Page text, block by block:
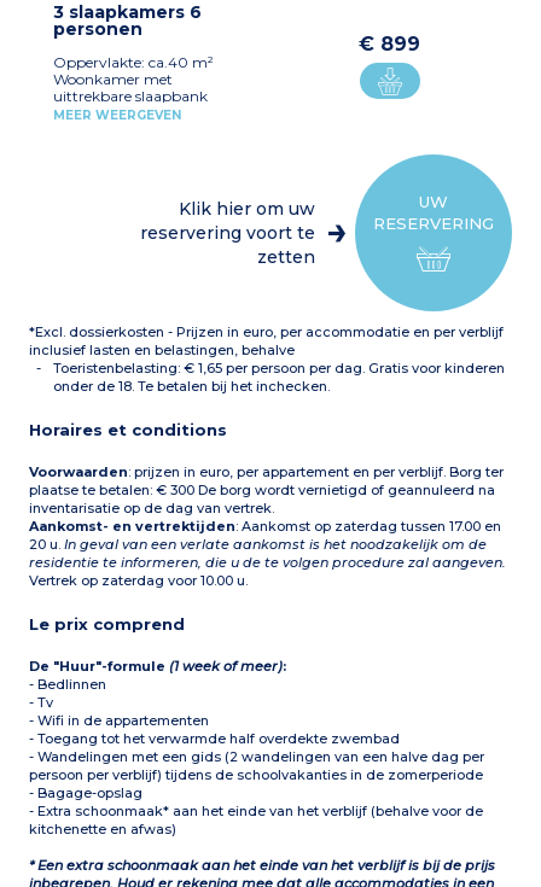
magnetron/grill,
afzuigkap, vaatwasser,
filterkoffiezetapparaat) 1
slaapkamer met 1
tweepersoonsbed
Badkamer, aparte wc voor
3 slaapkamers 6
personen
Oppervlakte: ca.40 m²
Woonkamer met
uittrekbare slaapbank
voor 2 personen Uitgeruste
filterkoffiezetapparaat) 1
slaapkamer met 1
Balkon OFOp de
begane grond:
Woonkamer met
slaapbank voor 2 personen
kookplaat,
afzuigkap, vaatwasser,
waterkoker,
koffiezetapparaat) 1
slaapkamer met 1
tweepersoonsbed wc
BalkonOp de eerste
verdieping: 1 slaapkamer
met 2 eenpersoonsbedden
Badkamer of
doucheruimte
MEER WEERGEVEN
€ 899
UW
RESERVERING
Klik hier om uw
reservering voort te
zetten
*Excl. dossierkosten - Prijzen in euro, per accommodatie en per verblijf
inclusief lasten en belastingen, behalve
Toeristenbelasting: € 1,65 per persoon per dag. Gratis voor kinderen
onder de 18. Te betalen bij het inchecken.
Horaires et conditions
Voorwaarden: prijzen in euro, per appartement en per verblijf. Borg ter
plaatse te betalen: € 300 De borg wordt vernietigd of geannuleerd na
inventarisatie op de dag van vertrek.
Aankomst- en vertrektijden: Aankomst op zaterdag tussen 17.00 en
20 u.In geval van een verlate aankomst is het noodzakelijk om de
residentie te informeren, die u de te volgen procedure zal aangeven.
Vertrek op zaterdag voor 10.00 u.
Le prix comprend
De "Huur"-formule(1 week of meer):
- Bedlinnen
- Tv
- Wifi in de appartementen
- Toegang tot het verwarmde half overdekte zwembad
- Wandelingen met een gids (2 wandelingen van een halve dag per
persoon per verblijf) tijdens de schoolvakanties in de zomerperiode
- Bagage-opslag
- Extra schoonmaak* aan het einde van het verblijf (behalve voor de
kitchenette en afwas)
* Een extra schoonmaak aan het einde van het verblijf is bij de prijs